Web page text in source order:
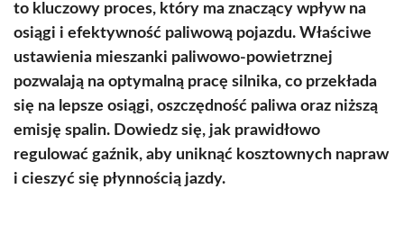
to kluczowy proces, który ma znaczący wpływ na
osiągi i efektywność paliwową pojazdu. Właściwe
ustawienia mieszanki paliwowo-powietrznej
pozwalają na optymalną pracę silnika, co przekłada
się na lepsze osiągi, oszczędność paliwa oraz niższą
emisję spalin. Dowiedz się, jak prawidłowo
regulować gaźnik, aby uniknąć kosztownych napraw
i cieszyć się płynnością jazdy.